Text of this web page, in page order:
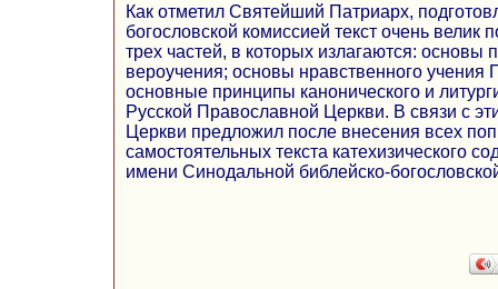
Как отметил Святейший Патриарх,
богословской комиссией текст очень велик
трех частей, в которых излагаются: основы
вероучения; основы нравственного учения
основные принципы канонического и
Русской Православной Церкви. В связи с
Церкви предложил после внесения всех
самостоятельных текста катехизического
имени Синодальной библейско-